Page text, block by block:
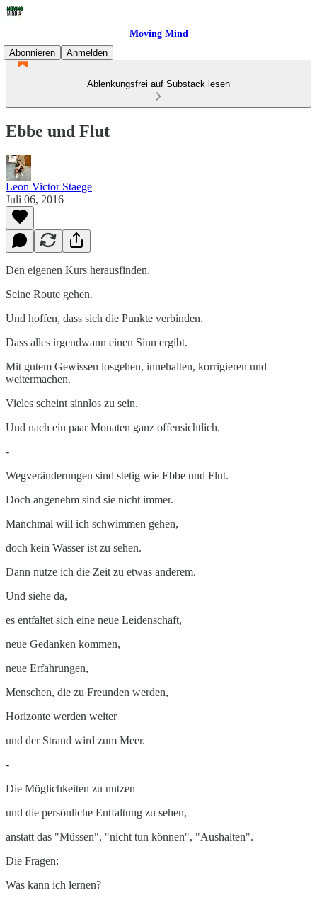
Moving Mind
Abonnieren
Anmelden
Ablenkungsfrei auf Substack lesen
Ebbe und Flut
Leon Victor Staege
Juli 06, 2016
Den eigenen Kurs herausfinden.
Seine Route gehen.
Und hoffen, dass sich die Punkte verbinden.
Dass alles irgendwann einen Sinn ergibt.
Mit gutem Gewissen losgehen, innehalten, korrigieren und
weitermachen.
Vieles scheint sinnlos zu sein.
Und nach ein paar Monaten ganz offensichtlich.
-
Wegveränderungen sind stetig wie Ebbe und Flut.
Doch angenehm sind sie nicht immer.
Manchmal will ich schwimmen gehen,
doch kein Wasser ist zu sehen.
Dann nutze ich die Zeit zu etwas anderem.
Und siehe da,
es entfaltet sich eine neue Leidenschaft,
neue Gedanken kommen,
neue Erfahrungen,
Menschen, die zu Freunden werden,
Horizonte werden weiter
und der Strand wird zum Meer.
-
Die Möglichkeiten zu nutzen
und die persönliche Entfaltung zu sehen,
anstatt das "Müssen", "nicht tun können", "Aushalten".
Die Fragen:
Was kann ich lernen?